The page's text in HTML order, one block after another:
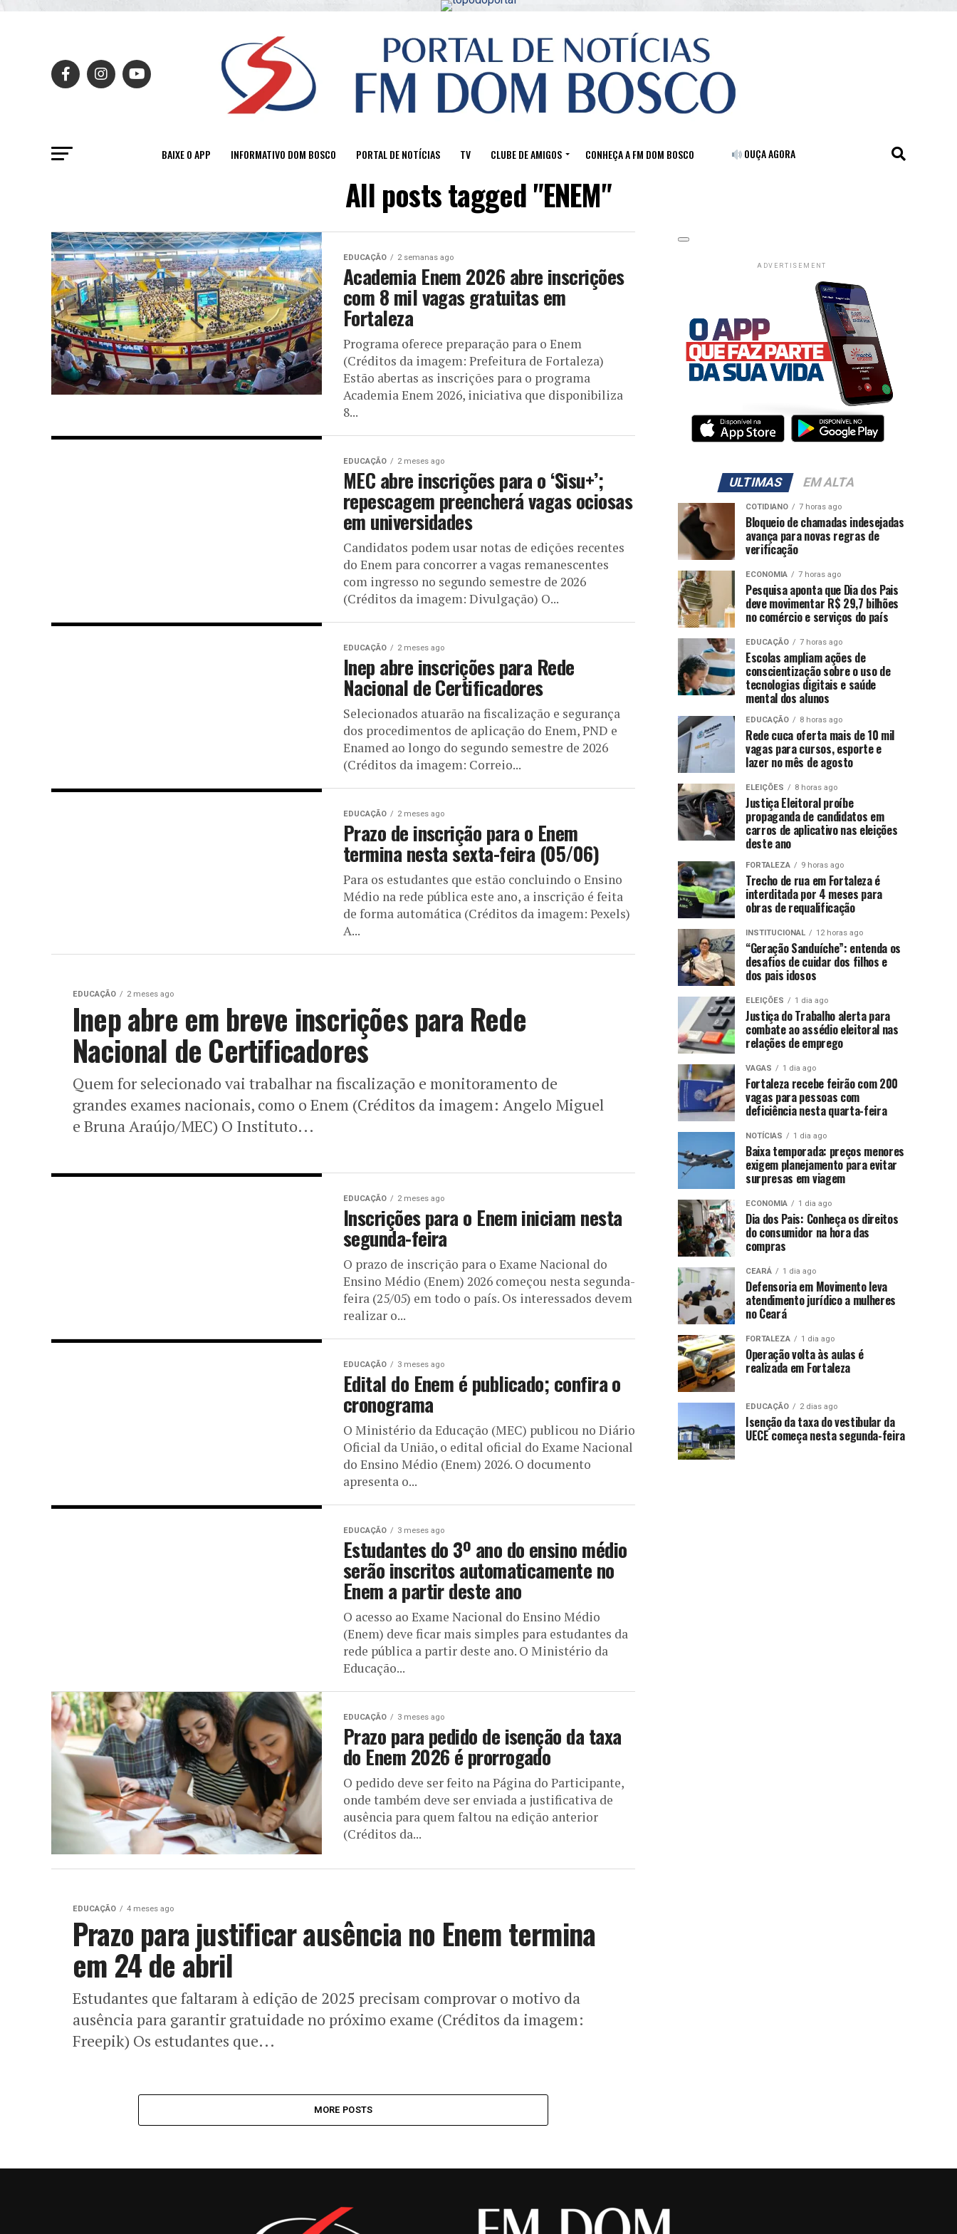
BAIXE O APP INFORMATIVO DOM BOSCO PORTAL DE NOTÍCIAS TV CLUBE DE AMIGOS CONHEÇA A FM DOM BOSCO OUÇA AGORA
All posts tagged "ENEM"
EDUCAÇÃO 2 semanas ago
Academia Enem 2026 abre inscrições
com 8 mil vagas gratuitas em
Fortaleza
Programa oferece preparação para o Enem
(Créditos da imagem: Prefeitura de Fortaleza)
Estão abertas as inscrições para o programa
Academia Enem 2026, iniciativa que disponibiliza
8...
EDUCAÇÃO 2 meses ago
MEC abre inscrições para o ‘Sisu+’;
repescagem preencherá vagas ociosas
em universidades
Candidatos podem usar notas de edições recentes
do Enem para concorrer a vagas remanescentes
com ingresso no segundo semestre de 2026
(Créditos da imagem: Divulgação) O...
EDUCAÇÃO 2 meses ago
Inep abre inscrições para Rede
Nacional de Certificadores
Selecionados atuarão na fiscalização e segurança
dos procedimentos de aplicação do Enem, PND e
Enamed ao longo do segundo semestre de 2026
(Créditos da imagem: Correio...
EDUCAÇÃO 2 meses ago
Prazo de inscrição para o Enem
termina nesta sexta-feira (05/06)
Para os estudantes que estão concluindo o Ensino
Médio na rede pública este ano, a inscrição é feita
de forma automática (Créditos da imagem: Pexels)
A...
EDUCAÇÃO 2 meses ago
Inep abre em breve inscrições para Rede
Nacional de Certificadores
Quem for selecionado vai trabalhar na fiscalização e monitoramento de
grandes exames nacionais, como o Enem (Créditos da imagem: Angelo Miguel
e Bruna Araújo/MEC) O Instituto...
EDUCAÇÃO 2 meses ago
Inscrições para o Enem iniciam nesta
segunda-feira
O prazo de inscrição para o Exame Nacional do
Ensino Médio (Enem) 2026 começou nesta segunda-
feira (25/05) em todo o país. Os interessados devem
realizar o...
EDUCAÇÃO 3 meses ago
Edital do Enem é publicado; confira o
cronograma
O Ministério da Educação (MEC) publicou no Diário
Oficial da União, o edital oficial do Exame Nacional
do Ensino Médio (Enem) 2026. O documento
apresenta o...
EDUCAÇÃO 3 meses ago
Estudantes do 3º ano do ensino médio
serão inscritos automaticamente no
Enem a partir deste ano
O acesso ao Exame Nacional do Ensino Médio
(Enem) deve ficar mais simples para estudantes da
rede pública a partir deste ano. O Ministério da
Educação...
EDUCAÇÃO 3 meses ago
Prazo para pedido de isenção da taxa
do Enem 2026 é prorrogado
O pedido deve ser feito na Página do Participante,
onde também deve ser enviada a justificativa de
ausência para quem faltou na edição anterior
(Créditos da...
EDUCAÇÃO 4 meses ago
Prazo para justificar ausência no Enem termina
em 24 de abril
Estudantes que faltaram à edição de 2025 precisam comprovar o motivo da
ausência para garantir gratuidade no próximo exame (Créditos da imagem:
Freepik) Os estudantes que...
MORE POSTS
ADVERTISEMENT
ULTIMAS EM ALTA
COTIDIANO 7 horas ago
Bloqueio de chamadas indesejadas
avança para novas regras de
verificação
ECONOMIA 7 horas ago
Pesquisa aponta que Dia dos Pais
deve movimentar R$ 29,7 bilhões
no comércio e serviços do país
EDUCAÇÃO 7 horas ago
Escolas ampliam ações de
conscientização sobre o uso de
tecnologias digitais e saúde
mental dos alunos
EDUCAÇÃO 8 horas ago
Rede cuca oferta mais de 10 mil
vagas para cursos, esporte e
lazer no mês de agosto
ELEIÇÕES 8 horas ago
Justiça Eleitoral proíbe
propaganda de candidatos em
carros de aplicativo nas eleições
deste ano
FORTALEZA 9 horas ago
Trecho de rua em Fortaleza é
interditada por 4 meses para
obras de requalificação
INSTITUCIONAL 12 horas ago
“Geração Sanduíche”: entenda os
desafios de cuidar dos filhos e
dos pais idosos
ELEIÇÕES 1 dia ago
Justiça do Trabalho alerta para
combate ao assédio eleitoral nas
relações de emprego
VAGAS 1 dia ago
Fortaleza recebe feirão com 200
vagas para pessoas com
deficiência nesta quarta-feira
NOTÍCIAS 1 dia ago
Baixa temporada: preços menores
exigem planejamento para evitar
surpresas em viagem
ECONOMIA 1 dia ago
Dia dos Pais: Conheça os direitos
do consumidor na hora das
compras
CEARÁ 1 dia ago
Defensoria em Movimento leva
atendimento jurídico a mulheres
no Ceará
FORTALEZA 1 dia ago
Operação volta às aulas é
realizada em Fortaleza
EDUCAÇÃO 2 dias ago
Isenção da taxa do vestibular da
UECE começa nesta segunda-feira